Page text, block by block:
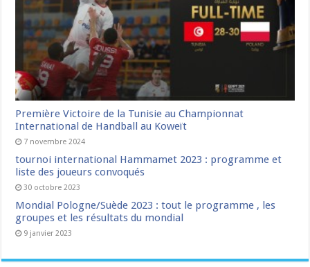
Première Victoire de la Tunisie au Championnat
International de Handball au Koweït
7 novembre 2024
tournoi international Hammamet 2023 : programme et
liste des joueurs convoqués
30 octobre 2023
Mondial Pologne/Suède 2023 : tout le programme , les
groupes et les résultats du mondial
9 janvier 2023